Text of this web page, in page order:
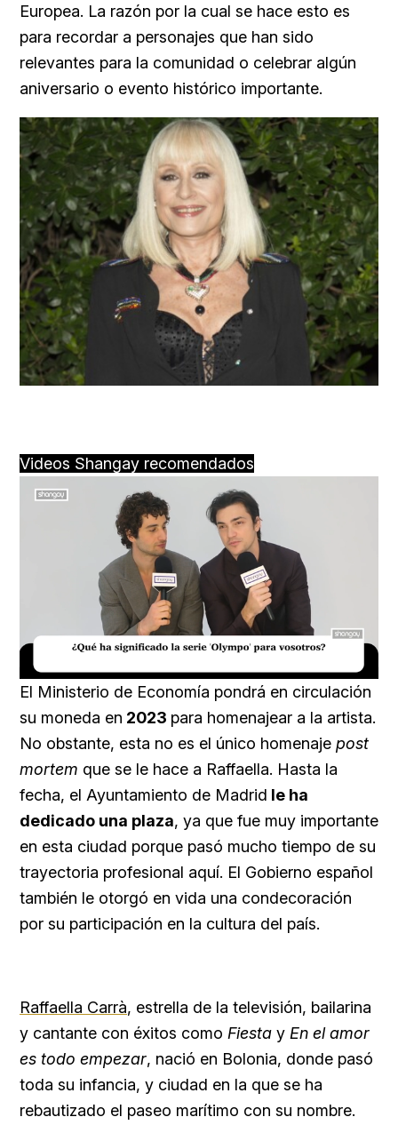
Europea. La razón por la cual se hace esto es
para recordar a personajes que han sido
relevantes para la comunidad o celebrar algún
aniversario o evento histórico importante.
Videos Shangay recomendados
El Ministerio de Economía pondrá en circulación
su moneda en 2023 para homenajear a la artista.
No obstante, esta no es el único homenaje post
mortem que se le hace a Raffaella. Hasta la
fecha, el Ayuntamiento de Madrid le ha
dedicado una plaza, ya que fue muy importante
en esta ciudad porque pasó mucho tiempo de su
trayectoria profesional aquí. El Gobierno español
también le otorgó en vida una condecoración
por su participación en la cultura del país.
Raffaella Carrà, estrella de la televisión, bailarina
y cantante con éxitos como Fiesta y En el amor
es todo empezar, nació en Bolonia, donde pasó
toda su infancia, y ciudad en la que se ha
rebautizado el paseo marítimo con su nombre.